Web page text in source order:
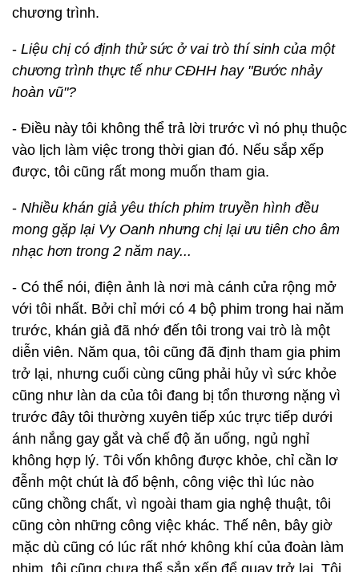
chương trình.
- Liệu chị có định thử sức ở vai trò thí sinh của một
chương trình thực tế như CĐHH hay "Bước nhảy
hoàn vũ"?
- Điều này tôi không thể trả lời trước vì nó phụ thuộc
vào lịch làm việc trong thời gian đó. Nếu sắp xếp
được, tôi cũng rất mong muốn tham gia.
- Nhiều khán giả yêu thích phim truyền hình đều
mong gặp lại Vy Oanh nhưng chị lại ưu tiên cho âm
nhạc hơn trong 2 năm nay...
- Có thể nói, điện ảnh là nơi mà cánh cửa rộng mở
với tôi nhất. Bởi chỉ mới có 4 bộ phim trong hai năm
trước, khán giả đã nhớ đến tôi trong vai trò là một
diễn viên. Năm qua, tôi cũng đã định tham gia phim
trở lại, nhưng cuối cùng cũng phải hủy vì sức khỏe
cũng như làn da của tôi đang bị tổn thương nặng vì
trước đây tôi thường xuyên tiếp xúc trực tiếp dưới
ánh nắng gay gắt và chế độ ăn uống, ngủ nghỉ
không hợp lý. Tôi vốn không được khỏe, chỉ cần lơ
đễnh một chút là đổ bệnh, công việc thì lúc nào
cũng chồng chất, vì ngoài tham gia nghệ thuật, tôi
cũng còn những công việc khác. Thế nên, bây giờ
mặc dù cũng có lúc rất nhớ không khí của đoàn làm
phim, tôi cũng chưa thể sắp xếp để quay trở lại. Tôi